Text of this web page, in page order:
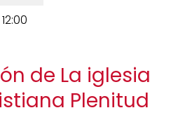
de La iglesia
Plenitud